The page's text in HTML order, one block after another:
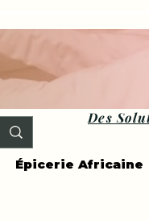
Des
Épicerie Africaine